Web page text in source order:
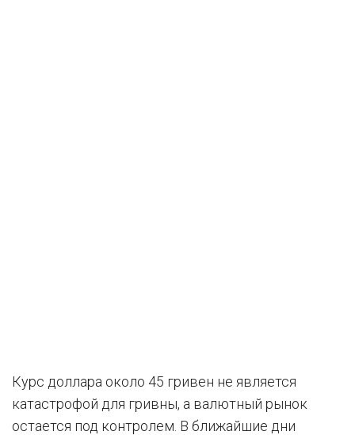
Курс доллара около 45 гривен не является
катастрофой для гривны, а валютный рынок
остается под контролем. В ближайшие дни